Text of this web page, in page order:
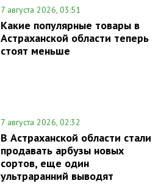
7 августа 2026, 03:51
Какие популярные товары в
Астраханской области теперь
стоят меньше
7 августа 2026, 02:32
В Астраханской области стали
продавать арбузы новых
сортов, еще один
ультраранний выводят